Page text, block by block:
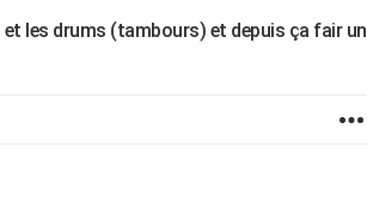
les drums (tambours) et depuis ça fair un